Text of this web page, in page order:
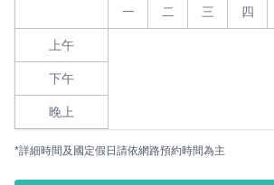
一 二 三 四
上午
下午
晚上
*詳細時間及國定假日請依網路預約時間為主